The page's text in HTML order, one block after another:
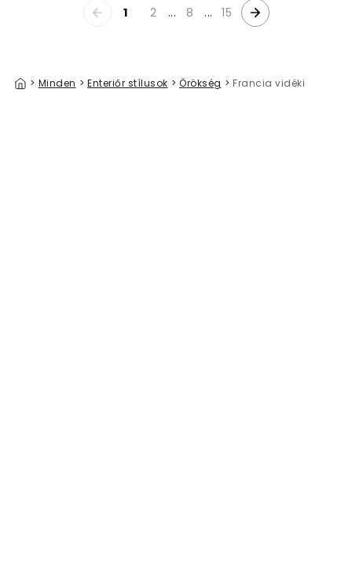
1 2 ... 8 ... 15
> Minden > Enteriőr stílusok > Örökség > Francia vidéki